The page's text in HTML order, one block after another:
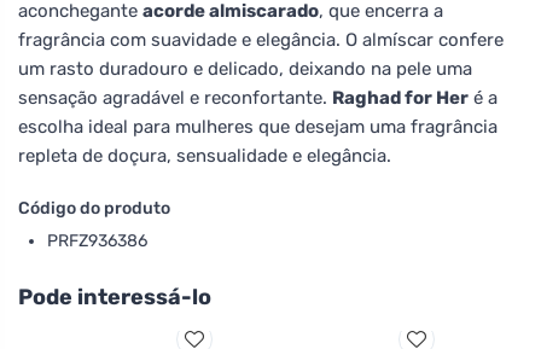
aconchegante acorde almiscarado, que encerra a
fragrância com suavidade e elegância. O almíscar confere
um rasto duradouro e delicado, deixando na pele uma
sensação agradável e reconfortante. Raghad for Her é a
escolha ideal para mulheres que desejam uma fragrância
repleta de doçura, sensualidade e elegância.
Código do produto
PRFZ936386
Pode interessá-lo